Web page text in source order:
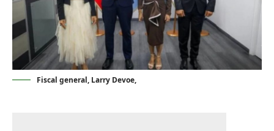
Fiscal general, Larry Devoe,